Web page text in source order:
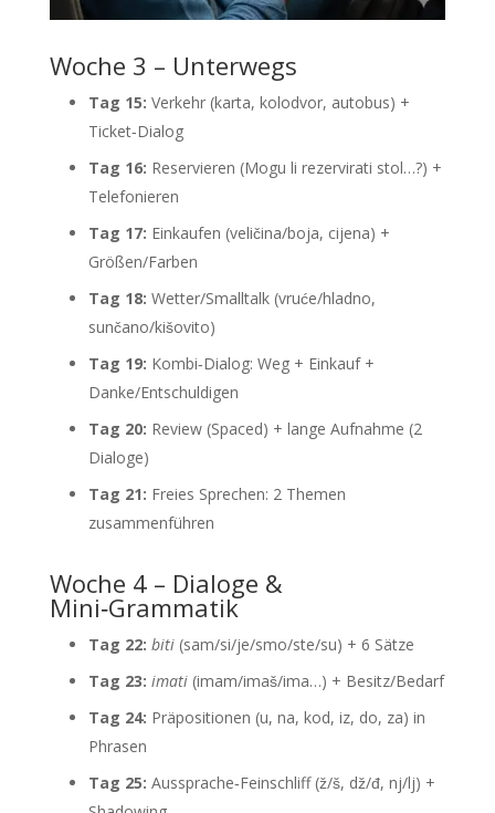
Woche 3 – Unterwegs
Tag 15: Verkehr (karta, kolodvor, autobus) +
Ticket‑Dialog
Tag 16: Reservieren (Mogu li rezervirati stol…?) +
Telefonieren
Tag 17: Einkaufen (veličina/boja, cijena) +
Größen/Farben
Tag 18: Wetter/Smalltalk (vruće/hladno,
sunčano/kišovito)
Tag 19: Kombi‑Dialog: Weg + Einkauf +
Danke/Entschuldigen
Tag 20: Review (Spaced) + lange Aufnahme (2
Dialoge)
Tag 21: Freies Sprechen: 2 Themen
zusammenführen
Woche 4 – Dialoge &
Mini‑Grammatik
Tag 22: biti(sam/si/je/smo/ste/su) + 6 Sätze
Tag 23: imati(imam/imaš/ima…) + Besitz/Bedarf
Tag 24: Präpositionen (u, na, kod, iz, do, za) in
Phrasen
Tag 25: Aussprache‑Feinschliff (ž/š, dž/đ, nj/lj) +